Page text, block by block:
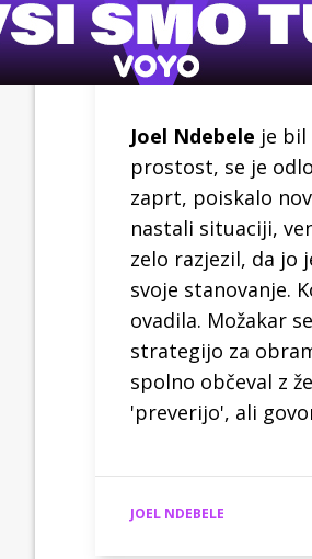
Joel Ndebele je bil
prostost, se je
zaprt, poiskalo
nastali situaciji,
zelo razjezil, da jo
svoje stanovanje.
ovadila. Možakar
strategijo za
spolno občeval z
'preverijo', ali
JOEL NDEBELE